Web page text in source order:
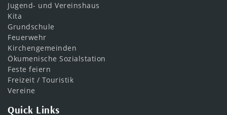
Jugend- und Vereinshaus
Kita
Grundschule
Feuerwehr
Kirchengemeinden
Ökumenische Sozialstation
Feste feiern
Freizeit / Touristik
Vereine
Quick Links